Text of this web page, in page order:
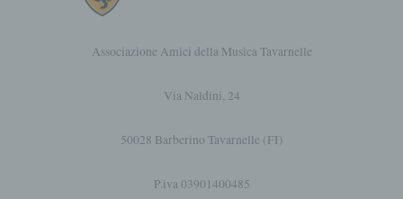
Associazione Amici della Musica Tavarnelle
Via Naldini, 24
50028 Barberino Tavarnelle (FI)
P.iva 03901400485
messa a disposizione in altro modo,
restrizione, la cancellazione o la distruzione.
limitarne il trattamento in futuro.
e) Profilatura